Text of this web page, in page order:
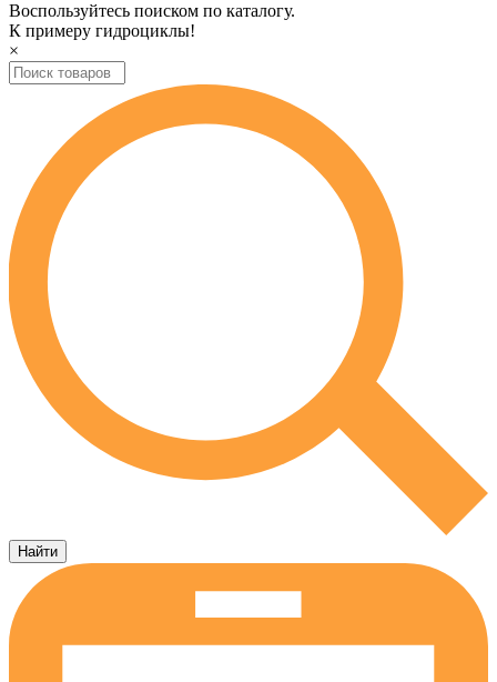
Воспользуйтесь поиском по каталогу.
К примеру гидроциклы!
×